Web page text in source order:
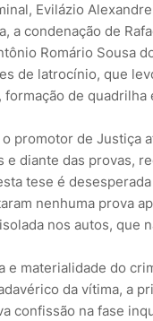
Evilázio
a condenação de
Romário Sousa
de latrocínio, que
formação de quadrilha
o promotor de Justiça
e diante das provas,
tese é
nenhuma prova
nos autos, que
e materialidade do
da vítima, a
confissão na fase